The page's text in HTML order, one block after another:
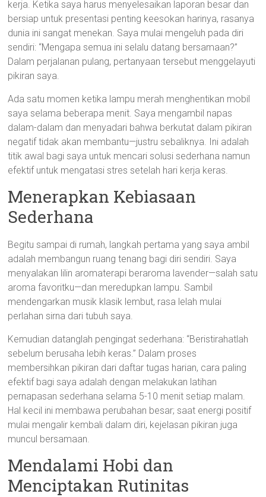
kerja. Ketika saya harus menyelesaikan laporan besar dan
bersiap untuk presentasi penting keesokan harinya, rasanya
dunia ini sangat menekan. Saya mulai mengeluh pada diri
sendiri: “Mengapa semua ini selalu datang bersamaan?”
Dalam perjalanan pulang, pertanyaan tersebut menggelayuti
pikiran saya.
Ada satu momen ketika lampu merah menghentikan mobil
saya selama beberapa menit. Saya mengambil napas
dalam-dalam dan menyadari bahwa berkutat dalam pikiran
negatif tidak akan membantu—justru sebaliknya. Ini adalah
titik awal bagi saya untuk mencari solusi sederhana namun
efektif untuk mengatasi stres setelah hari kerja keras.
Menerapkan Kebiasaan
Sederhana
Begitu sampai di rumah, langkah pertama yang saya ambil
adalah membangun ruang tenang bagi diri sendiri. Saya
menyalakan lilin aromaterapi beraroma lavender—salah satu
aroma favoritku—dan meredupkan lampu. Sambil
mendengarkan musik klasik lembut, rasa lelah mulai
perlahan sirna dari tubuh saya.
Kemudian datanglah pengingat sederhana: “Beristirahatlah
sebelum berusaha lebih keras.” Dalam proses
membersihkan pikiran dari daftar tugas harian, cara paling
efektif bagi saya adalah dengan melakukan latihan
pernapasan sederhana selama 5-10 menit setiap malam.
Hal kecil ini membawa perubahan besar; saat energi positif
mulai mengalir kembali dalam diri, kejelasan pikiran juga
muncul bersamaan.
Mendalami Hobi dan
Menciptakan Rutinitas